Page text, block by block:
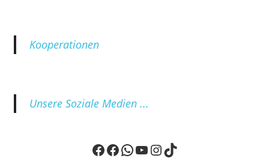
Kooperationen
Unsere Soziale Medien ...
Facebook
Facebook
WhatsApp
YouTube
Instagram
TikTok